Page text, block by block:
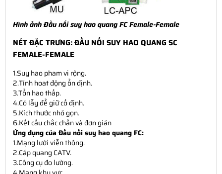
Hình ảnhĐầu nối suy hao quang FC Female-Female
NÉT ĐẶC TRƯNG: ĐẦU NỐI SUY HAO QUANG SC
FEMALE-FEMALE
1.Suy hao pham vi rộng.
2.Tính hoat động ổn định.
3.Tổn hao thấp.
4.Có lẫy để giữ cố định.
5.Kích thước nhỏ gọn.
6.Kết cấu chắc chắn và đơn giản
Ứng dụng của Đầu nối suy hao quang FC:
1.Mạng lưới viễn thông.
2.Cáp quang CATV.
3.Công cụ đo lường.